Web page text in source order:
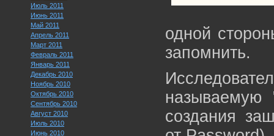
Июль 2011
Июнь 2011
Май 2011
Апрель 2011
Март 2011
Февраль 2011
Январь 2011
Декабрь 2010
Ноябрь 2010
Октябрь 2010
Сентябрь 2010
Август 2010
Июль 2010
Июнь 2010
одной
запомнить.
называемую
создания